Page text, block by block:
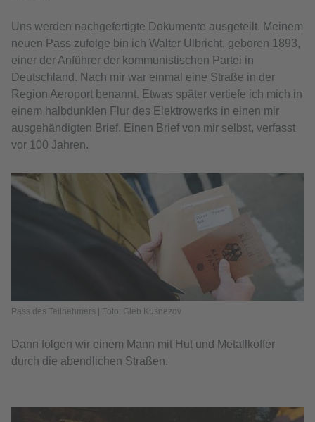
Uns werden nachgefertigte Dokumente ausgeteilt. Meinem
neuen Pass zufolge bin ich Walter Ulbricht, geboren 1893,
einer der Anführer der kommunistischen Partei in
Deutschland. Nach mir war einmal eine Straße in der
Region Aeroport benannt. Etwas später vertiefe ich mich in
einem halbdunklen Flur des Elektrowerks in einen mir
ausgehändigten Brief. Einen Brief von mir selbst, verfasst
vor 100 Jahren.
Pass des Teilnehmers | Foto: Gleb Kusnezov
Dann folgen wir einem Mann mit Hut und Metallkoffer
durch die abendlichen Straßen.